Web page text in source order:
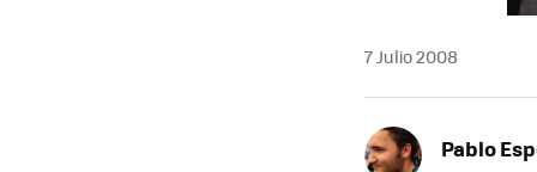
7 Julio 2008
Pablo